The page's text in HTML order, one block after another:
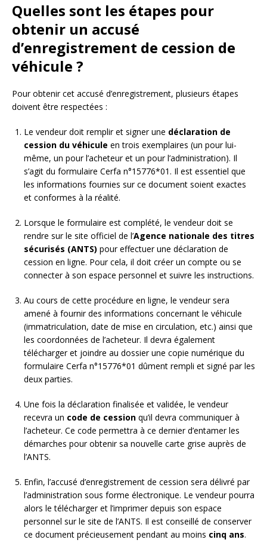
Quelles sont les étapes pour
obtenir un accusé
d’enregistrement de cession de
véhicule ?
Pour obtenir cet accusé d’enregistrement, plusieurs étapes
doivent être respectées :
Le vendeur doit remplir et signer une déclaration de
cession du véhicule en trois exemplaires (un pour lui-
même, un pour l’acheteur et un pour l’administration). Il
s’agit du formulaire Cerfa n°15776*01. Il est essentiel que
les informations fournies sur ce document soient exactes
et conformes à la réalité.
Lorsque le formulaire est complété, le vendeur doit se
rendre sur le site officiel de l’Agence nationale des titres
sécurisés (ANTS) pour effectuer une déclaration de
cession en ligne. Pour cela, il doit créer un compte ou se
connecter à son espace personnel et suivre les instructions.
Au cours de cette procédure en ligne, le vendeur sera
amené à fournir des informations concernant le véhicule
(immatriculation, date de mise en circulation, etc.) ainsi que
les coordonnées de l’acheteur. Il devra également
télécharger et joindre au dossier une copie numérique du
formulaire Cerfa n°15776*01 dûment rempli et signé par les
deux parties.
Une fois la déclaration finalisée et validée, le vendeur
recevra un code de cession qu’il devra communiquer à
l’acheteur. Ce code permettra à ce dernier d’entamer les
démarches pour obtenir sa nouvelle carte grise auprès de
l’ANTS.
Enfin, l’accusé d’enregistrement de cession sera délivré par
l’administration sous forme électronique. Le vendeur pourra
alors le télécharger et l’imprimer depuis son espace
personnel sur le site de l’ANTS. Il est conseillé de conserver
ce document précieusement pendant au moins cinq ans.